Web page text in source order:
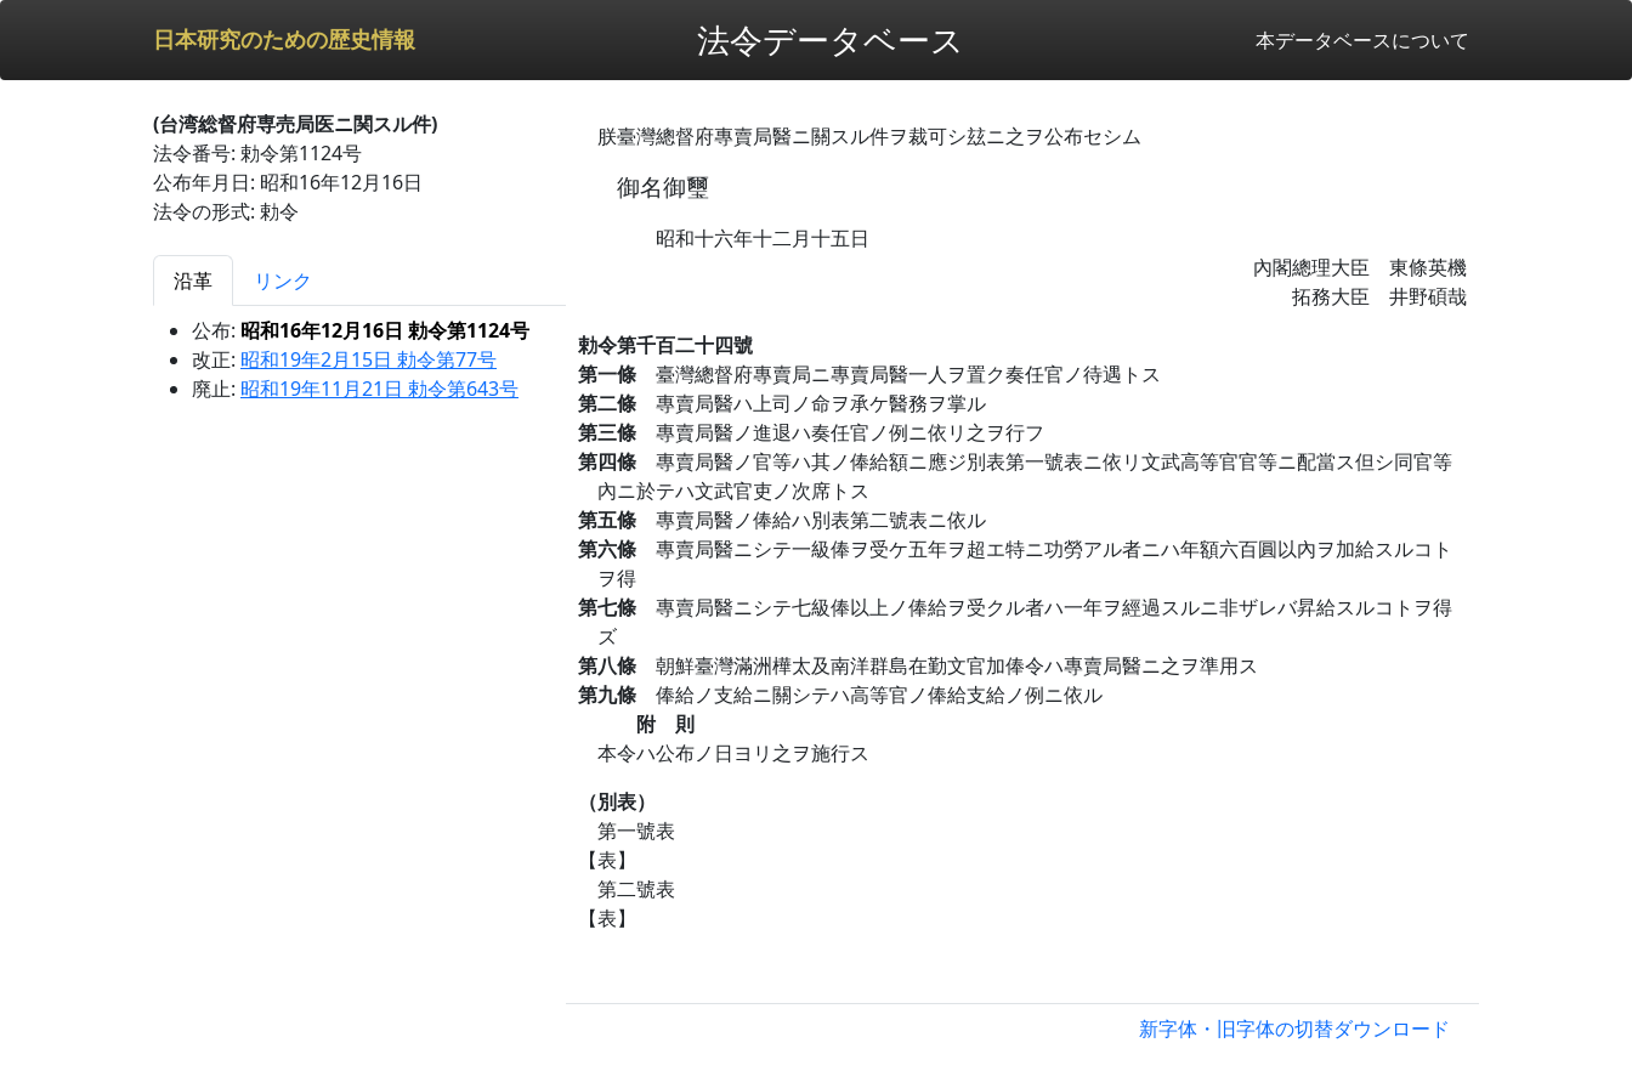
日本研究のための歴史情報 法令データベース 本データベースについて
(台湾総督府専売局医ニ関スル件)
法令番号: 勅令第1124号
公布年月日: 昭和16年12月16日
法令の形式: 勅令
沿革
リンク
公布: 昭和16年12月16日 勅令第1124号
改正: 昭和19年2月15日 勅令第77号
廃止: 昭和19年11月21日 勅令第643号
朕臺灣總督府專賣局醫ニ關スル件ヲ裁可シ玆ニ之ヲ公布セシム
御名御璽
昭和十六年十二月十五日
內閣總理大臣 東條英機
拓務大臣 井野碩哉
勅令第千百二十四號
第一條 臺灣總督府專賣局ニ專賣局醫一人ヲ置ク奏任官ノ待遇トス
第二條 專賣局醫ハ上司ノ命ヲ承ケ醫務ヲ掌ル
第三條 專賣局醫ノ進退ハ奏任官ノ例ニ依リ之ヲ行フ
第四條 專賣局醫ノ官等ハ其ノ俸給額ニ應ジ別表第一號表ニ依リ文武高等官官等ニ配當ス但シ同官等
內ニ於テハ文武官吏ノ次席トス
第五條 專賣局醫ノ俸給ハ別表第二號表ニ依ル
第六條 專賣局醫ニシテ一級俸ヲ受ケ五年ヲ超エ特ニ功勞アル者ニハ年額六百圓以內ヲ加給スルコト
ヲ得
第七條 專賣局醫ニシテ七級俸以上ノ俸給ヲ受クル者ハ一年ヲ經過スルニ非ザレバ昇給スルコトヲ得
ズ
第八條 朝鮮臺灣滿洲樺太及南洋群島在勤文官加俸令ハ專賣局醫ニ之ヲ準用ス
第九條 俸給ノ支給ニ關シテハ高等官ノ俸給支給ノ例ニ依ル
附 則
本令ハ公布ノ日ヨリ之ヲ施行ス
（別表）
第一號表
【表】
第二號表
【表】
新字体・旧字体の切替ダウンロード